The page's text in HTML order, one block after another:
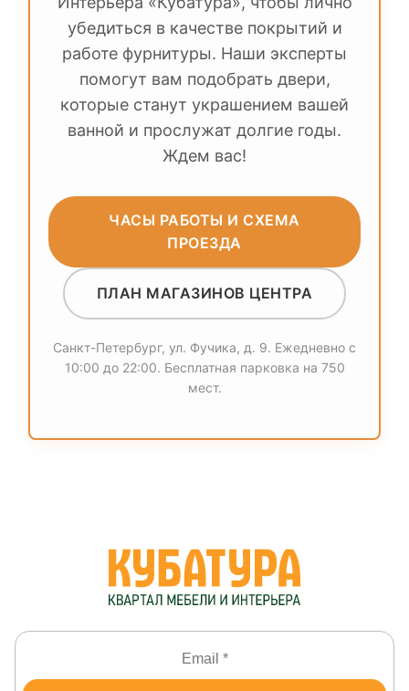
убедиться в качестве покрытий и
работе фурнитуры. Наши эксперты
помогут вам подобрать двери,
которые станут украшением вашей
ванной и прослужат долгие годы.
Ждем вас!
ЧАСЫ РАБОТЫ И СХЕМА
ПРОЕЗДА
ПЛАН МАГАЗИНОВ ЦЕНТРА
Санкт-Петербург, ул. Фучика, д. 9. Ежедневно с
10:00 до 22:00. Бесплатная парковка на 750
мест.